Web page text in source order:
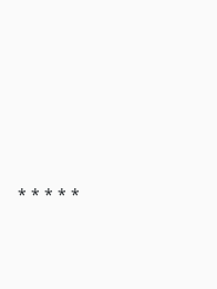
* * * * *